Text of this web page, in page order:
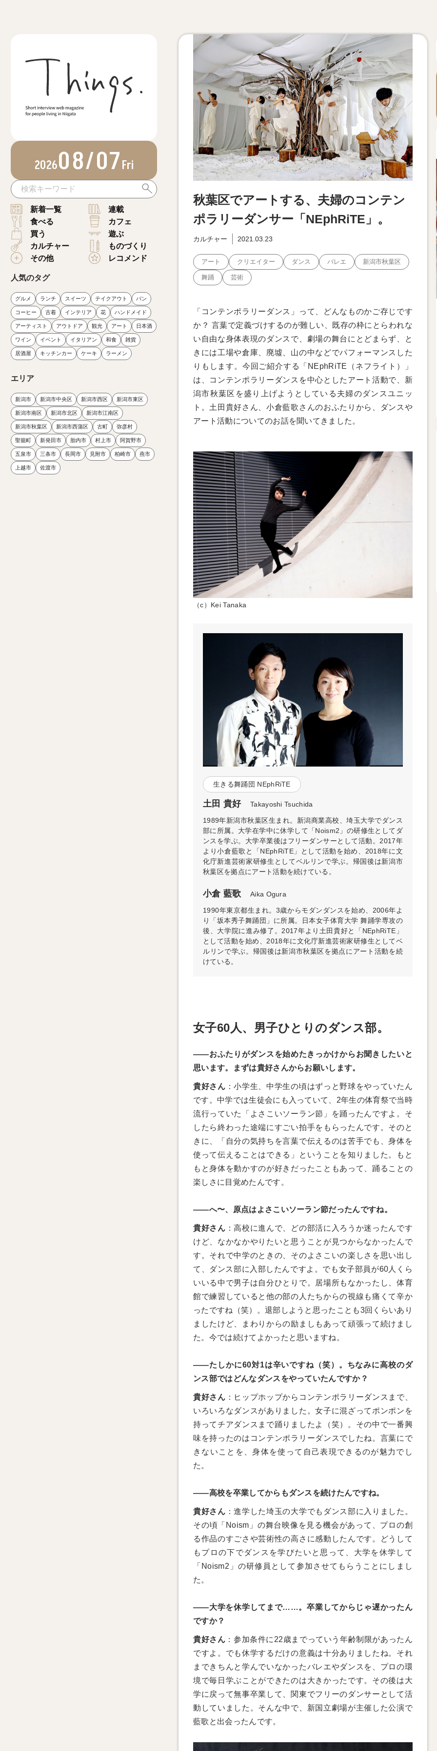
202608/07Fri
新着一覧
連載
食べる
カフェ
買う
遊ぶ
カルチャー
ものづくり
その他
レコメンド
人気のタグ
グルメ ランチ スイーツ テイクアウト パン
コーヒー 古着 インテリア 花 ハンドメイド
アーティスト アウトドア 観光 アート 日本酒
ワイン イベント イタリアン 和食 雑貨
居酒屋 キッチンカー ケーキ ラーメン
エリア
新潟市 新潟市中央区 新潟市西区 新潟市東区
新潟市南区 新潟市北区 新潟市江南区
新潟市秋葉区 新潟市西蒲区 古町 弥彦村
聖籠町 新発田市 胎内市 村上市 阿賀野市
五泉市 三条市 長岡市 見附市 柏崎市 燕市
上越市 佐渡市
秋葉区でアートする、夫婦のコンテン
ポラリーダンサー「NEphRiTE」。
カルチャー 2021.03.23
アート クリエイター ダンス バレエ 新潟市秋葉区
舞踊 芸術
「コンテンポラリーダンス」って、どんなものかご存じです
か？ 言葉で定義づけするのが難しい、既存の枠にとらわれな
い自由な身体表現のダンスで、劇場の舞台にとどまらず、と
きには工場や倉庫、廃墟、山の中などでパフォーマンスした
りもします。今回ご紹介する「NEphRiTE（ネフライト）」
は、コンテンポラリーダンスを中心としたアート活動で、新
潟市秋葉区を盛り上げようとしている夫婦のダンスユニッ
ト。土田貴好さん、小倉藍歌さんのおふたりから、ダンスや
アート活動についてのお話を聞いてきました。
（c）Kei Tanaka
生きる舞踊団 NEphRiTE
土田 貴好 Takayoshi Tsuchida
1989年新潟市秋葉区生まれ。新潟商業高校、埼玉大学でダンス
部に所属。大学在学中に休学して「Noism2」の研修生としてダ
ンスを学ぶ。大学卒業後はフリーダンサーとして活動。2017年
より小倉藍歌と「NEphRiTE」として活動を始め、2018年に文
化庁新進芸術家研修生としてベルリンで学ぶ。帰国後は新潟市
秋葉区を拠点にアート活動を続けている。
小倉 藍歌 Aika Ogura
1990年東京都生まれ。3歳からモダンダンスを始め、2006年よ
り「坂本秀子舞踊団」に所属。日本女子体育大学 舞踊学専攻の
後、大学院に進み修了。2017年より土田貴好と「NEphRiTE」
として活動を始め、2018年に文化庁新進芸術家研修生としてベ
ルリンで学ぶ。帰国後は新潟市秋葉区を拠点にアート活動を続
けている。
女子60人、男子ひとりのダンス部。
——おふたりがダンスを始めたきっかけからお聞きしたいと
思います。まずは貴好さんからお願いします。
貴好さん ：小学生、中学生の頃はずっと野球をやっていたん
です。中学では生徒会にも入っていて、2年生の体育祭で当時
流行っていた「よさこいソーラン節」を踊ったんですよ。そ
したら終わった途端にすごい拍手をもらったんです。そのと
きに、「自分の気持ちを言葉で伝えるのは苦手でも、身体を
使って伝えることはできる」ということを知りました。もと
もと身体を動かすのが好きだったこともあって、踊ることの
楽しさに目覚めたんです。
——へ〜、原点はよさこいソーラン節だったんですね。
貴好さん ：高校に進んで、どの部活に入ろうか迷ったんです
けど、なかなかやりたいと思うことが見つからなかったんで
す。それで中学のときの、そのよさこいの楽しさを思い出し
て、ダンス部に入部したんですよ。でも女子部員が60人くら
いいる中で男子は自分ひとりで。居場所もなかったし、体育
館で練習していると他の部の人たちからの視線も痛くて辛か
ったですね（笑）。退部しようと思ったことも3回くらいあり
ましたけど、まわりからの励ましもあって頑張って続けまし
た。今では続けてよかったと思いますね。
——たしかに60対1は辛いですね（笑）。ちなみに高校のダ
ンス部ではどんなダンスをやっていたんですか？
貴好さん ：ヒップホップからコンテンポラリーダンスまで、
いろいろなダンスがありました。女子に混ざってポンポンを
持ってチアダンスまで踊りましたよ（笑）。その中で一番興
味を持ったのはコンテンポラリーダンスでしたね。言葉にで
きないことを、身体を使って自己表現できるのが魅力でし
た。
——高校を卒業してからもダンスを続けたんですね。
貴好さん ：進学した埼玉の大学でもダンス部に入りました。
その頃「Noism」の舞台映像を見る機会があって、プロの創
る作品のすごさや芸術性の高さに感動したんです。どうして
もプロの下でダンスを学びたいと思って、大学を休学して
「Noism2」の研修員として参加させてもらうことにしまし
た。
——大学を休学してまで……。卒業してからじゃ遅かったん
ですか？
貴好さん ：参加条件に22歳までっていう年齢制限があったん
ですよ。でも休学するだけの意義は十分ありましたね。それ
まできちんと学んでいなかったバレエやダンスを、プロの環
境で毎日学ぶことができたのは大きかったです。その後は大
学に戻って無事卒業して、関東でフリーのダンサーとして活
動していました。そんな中で、新国立劇場が主催した公演で
藍歌と出会ったんです。